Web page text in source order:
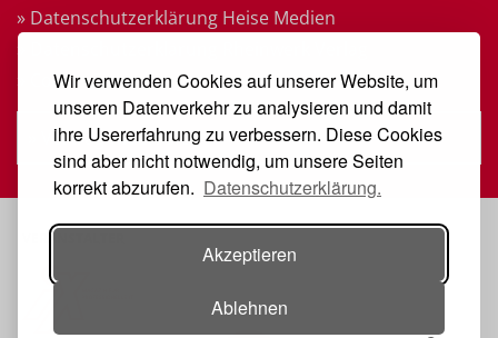
Wir verwenden Cookies auf unserer Website, um
unseren Datenverkehr zu analysieren und damit
ihre Usererfahrung zu verbessern. Diese Cookies
sind aber nicht notwendig, um unsere Seiten
korrekt abzurufen. Datenschutzerklärung.
Akzeptieren
Ablehnen
» Datenschutzerklärung Heise Medien
» Datenschutzerklärung Rheinwerk Verlag
» Cookie-Einstellungen ändern
» Vertrag widerrufen
VERANSTALTER